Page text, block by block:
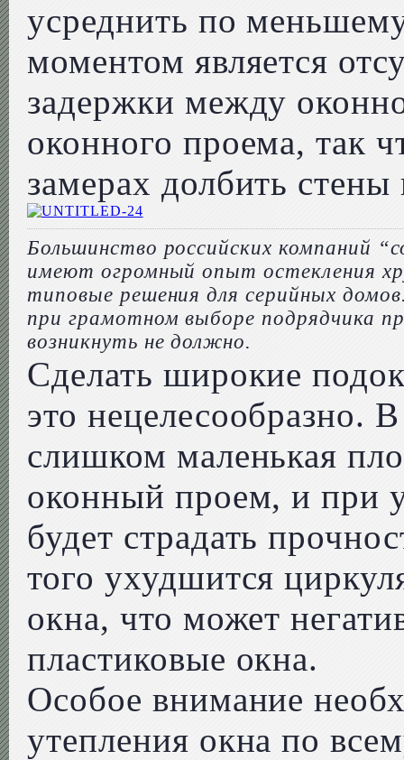
усреднить по
моментом является
задержки между
оконного проема, так
замерах долбить
Большинство российских компаний
имеют огромный опыт остекления
типовые решения для серийных
при грамотном выборе подрядчика
возникнуть не должно.
Сделать широкие
это нецелесообразно.
слишком маленькая
оконный проем, и при
будет страдать
того ухудшится
окна, что может
пластиковые окна.
Особое внимание
утепления окна по